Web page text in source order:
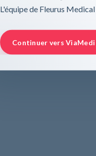
L'équipe de Fleurus Medical
Continuer vers ViaMedi